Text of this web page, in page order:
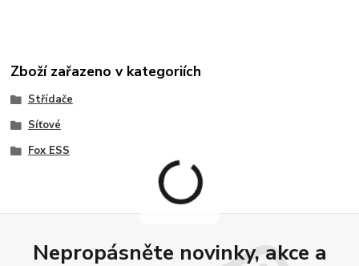
Zboží zařazeno v kategoriích
Střídače
Síťové
Fox ESS
Nepropásněte novinky, akce a